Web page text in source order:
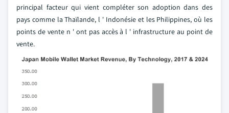
principal facteur qui vient compléter son adoption dans des
pays comme la Thaïlande, l ' Indonésie et les Philippines, où les
points de vente n ' ont pas accès à l ' infrastructure au point de
vente.